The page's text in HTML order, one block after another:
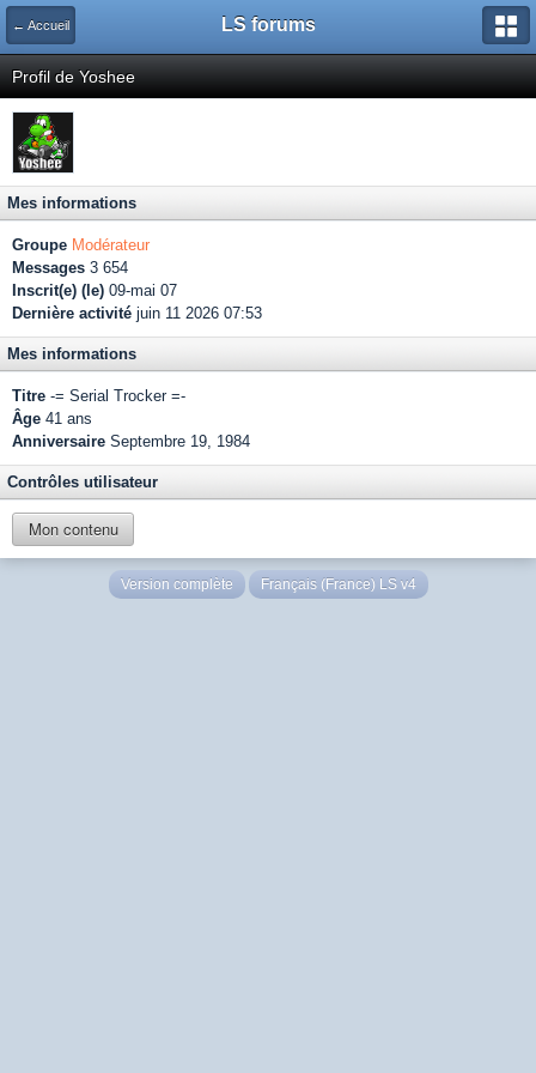
← Accueil LS forums
Profil de Yoshee
Mes informations
Groupe Modérateur
Messages 3 654
Inscrit(e) (le) 09-mai 07
Dernière activité juin 11 2026 07:53
Mes informations
Titre -= Serial Trocker =-
Âge 41 ans
Anniversaire Septembre 19, 1984
Contrôles utilisateur
Mon contenu
Version complète Français (France) LS v4